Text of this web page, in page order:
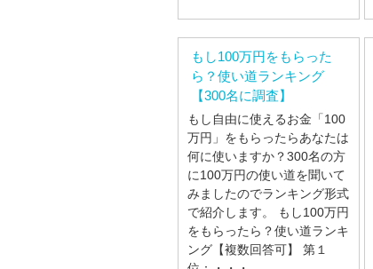
もし100万円をもらった
ら？使い道ランキング
【300名に調査】
もし自由に使えるお金「100
万円」をもらったらあなたは
何に使いますか？300名の方
に100万円の使い道を聞いて
みましたのでランキング形式
で紹介します。 もし100万円
をもらったら？使い道ランキ
ング【複数回答可】 第１